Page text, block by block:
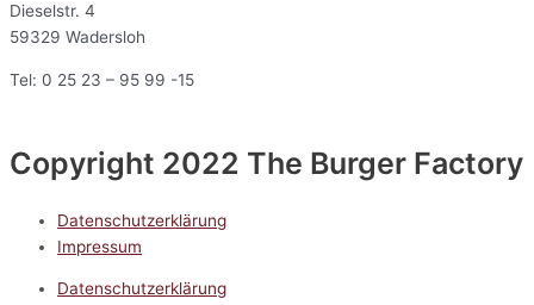
Dieselstr. 4
59329 Wadersloh
Tel: 0 25 23 – 95 99 -15
Copyright 2022 The Burger Factory
Datenschutzerklärung
Impressum
Datenschutzerklärung